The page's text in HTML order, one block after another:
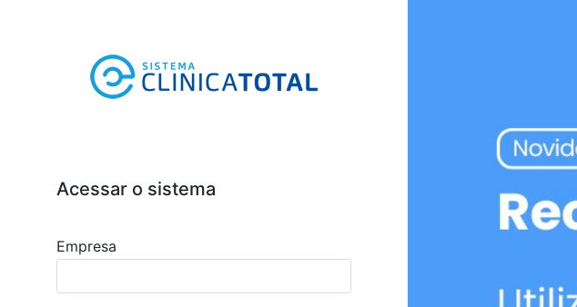
Acessar o sistema
Empresa